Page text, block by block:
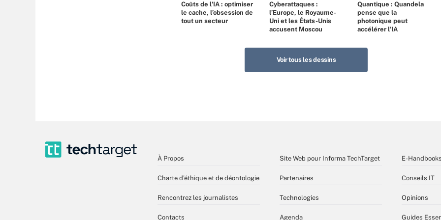
Coûts de l'IA : optimiser
le cache, l’obsession de
tout un secteur
Cyberattaques :
l’Europe, le Royaume-
Uni et les États-Unis
accusent Moscou
Quantique : Quandela
pense que la
photonique peut
accélérer l’IA
Voir tous les dessins
À Propos
Charte d’éthique et de déontologie
Rencontrez les journalistes
Contacts
Site Web pour Informa TechTarget
Partenaires
Technologies
Agenda
E-Handbooks
Conseils IT
Opinions
Guides